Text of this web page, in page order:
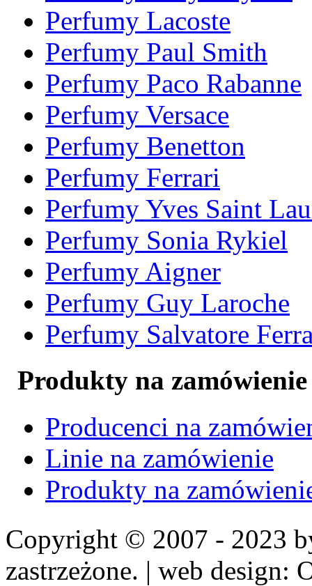
Perfumy Lacoste
Perfumy Paul Smith
Perfumy Paco Rabanne
Perfumy Versace
Perfumy Benetton
Perfumy Ferrari
Perfumy Yves Saint
Perfumy Sonia Rykiel
Perfumy Aigner
Perfumy Guy Laroche
Perfumy Salvatore
Produkty na zamówienie
Producenci na
Linie na zamówienie
Produkty na
Copyright © 2007 - 2023
zastrzeżone. | web design: